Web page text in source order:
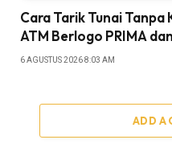
Cara Tarik Tunai
ATM Berlogo PRIMA
6 AGUSTUS 2026 8:03 AM
ADD A